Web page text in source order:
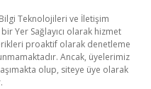
Teknolojileri ve İletişim
Yer Sağlayıcı olarak hizmet
proaktif olarak denetleme
Ancak, üyelerimiz
olup, siteye üye olarak